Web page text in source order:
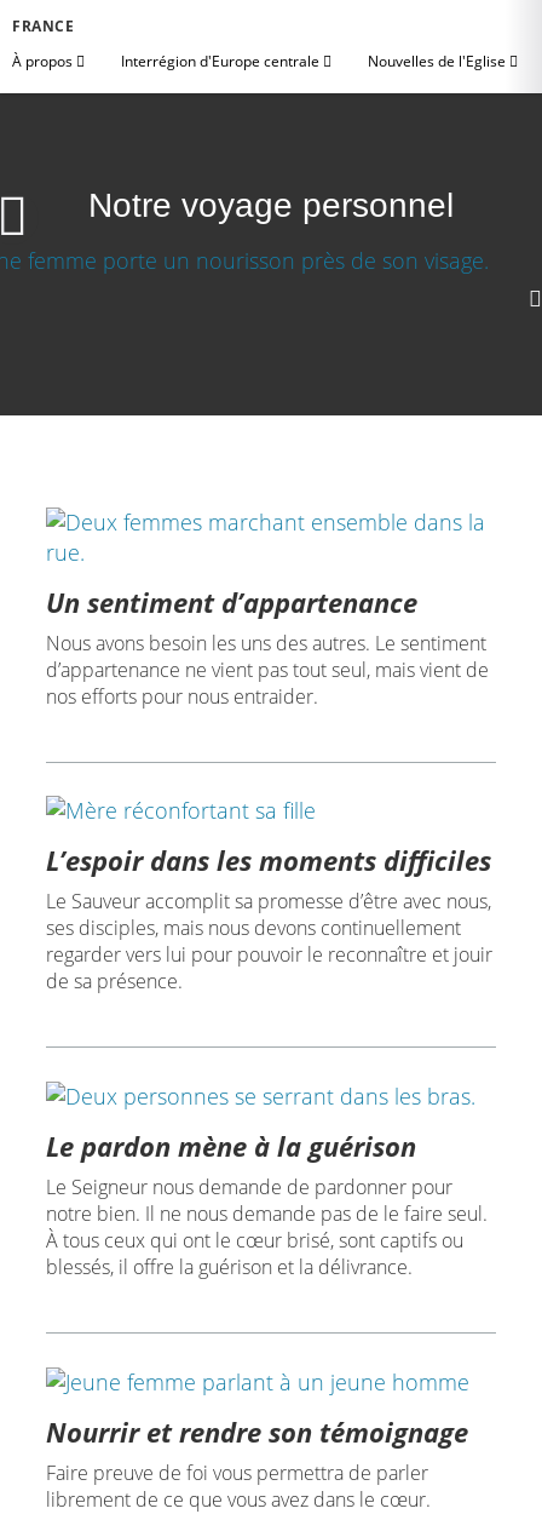
FRANCE
À propos
Interrégion d'Europe centrale Nouvelles de l'Eglise
Notre voyage personnel
Un sentiment d’appartenance
Nous avons besoin les uns des autres. Le sentiment
d’appartenance ne vient pas tout seul, mais vient de
nos efforts pour nous entraider.
L’espoir dans les moments difficiles
Le Sauveur accomplit sa promesse d’être avec nous,
ses disciples, mais nous devons continuellement
regarder vers lui pour pouvoir le reconnaître et jouir
de sa présence.
Le pardon mène à la guérison
Le Seigneur nous demande de pardonner pour
notre bien. Il ne nous demande pas de le faire seul.
À tous ceux qui ont le cœur brisé, sont captifs ou
blessés, il offre la guérison et la délivrance.
Nourrir et rendre son témoignage
Faire preuve de foi vous permettra de parler
librement de ce que vous avez dans le cœur.